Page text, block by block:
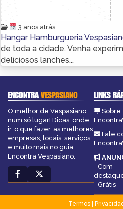
3 anos atrás
Hangar Hamburgueria
de toda a cidade. Venha
deliciosos lanches...
ENCONTRAVESPASIANO
O melhor de Vespasiano
num só lugar! Dicas, onde
ir, o que fazer, as melhores
empresas, locais, serviços
e muito mais no guia
Encontra Vespasiano.
LINKS
Sobre
Fale
Com
Grátis
Termos|